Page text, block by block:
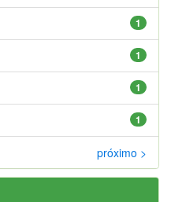
1
1
1
1
próximo >